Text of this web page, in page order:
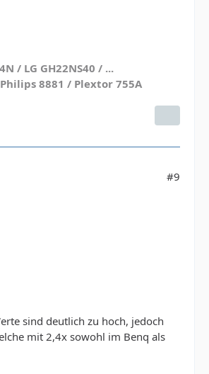
/ LG GH22NS40 / ...
Philips 8881 / Plextor 755A
#9
sind deutlich zu hoch, jedoch
mit 2,4x sowohl im Benq als